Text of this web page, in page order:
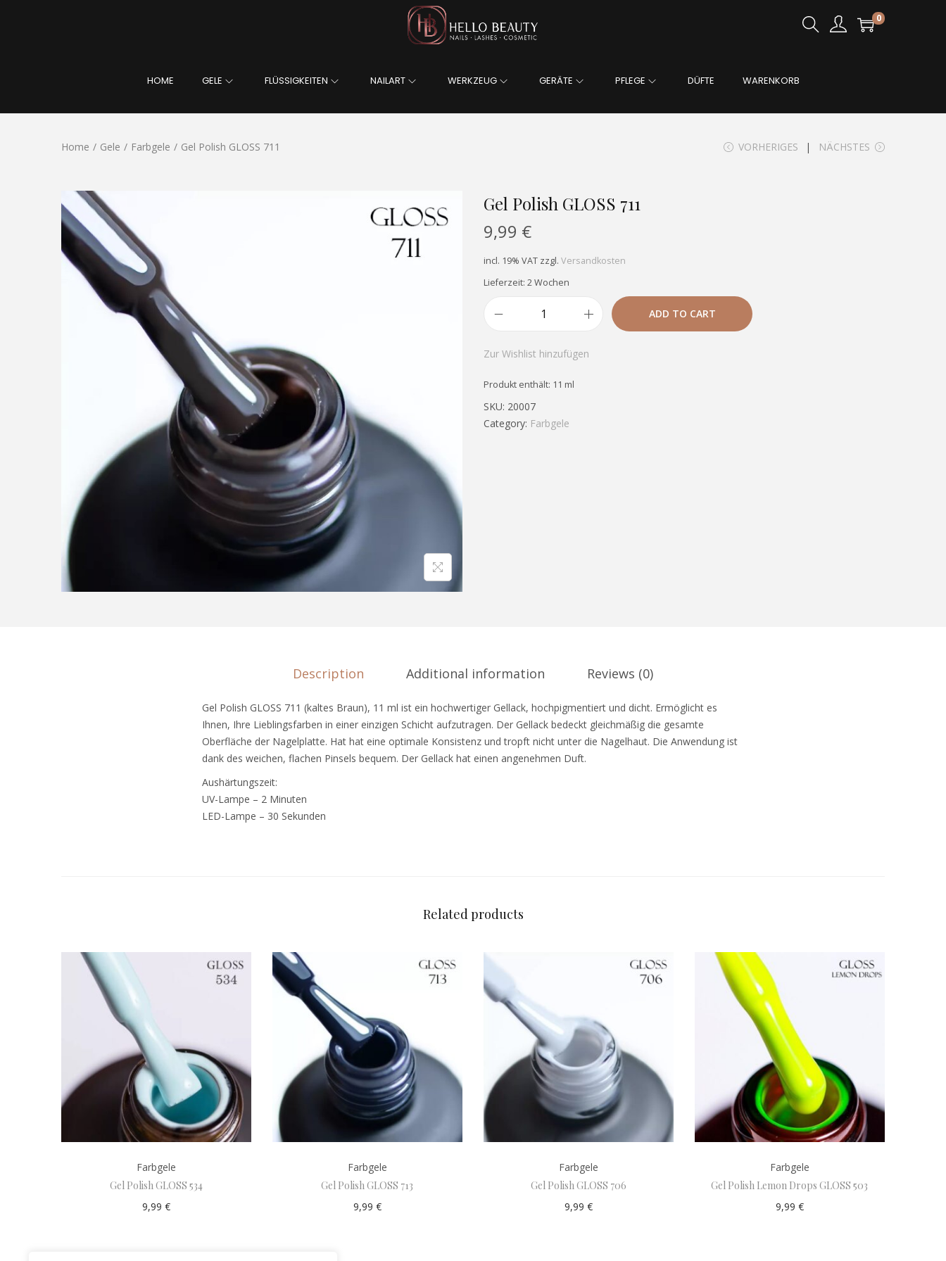
0
HOME GELE FLÜSSIGKEITEN NAILART WERKZEUG GERÄTE PFLEGE DÜFTE WARENKORB
Home / Gele / Farbgele / Gel Polish GLOSS 711 VORHERIGES NÄCHSTES
Gel Polish GLOSS 711
9,99 €
incl. 19% VAT zzgl. Versandkosten
Lieferzeit: 2 Wochen
ADD TO CART
Zur Wishlist hinzufügen
Produkt enthält: 11 ml
SKU: 20007
Category: Farbgele
Description Additional information Reviews (0)
Gel Polish GLOSS 711 (kaltes Braun), 11 ml ist ein hochwertiger Gellack, hochpigmentiert und dicht. Ermöglicht es
Ihnen, Ihre Lieblingsfarben in einer einzigen Schicht aufzutragen. Der Gellack bedeckt gleichmäßig die gesamte
Oberfläche der Nagelplatte. Hat hat eine optimale Konsistenz und tropft nicht unter die Nagelhaut. Die Anwendung ist
dank des weichen, flachen Pinsels bequem. Der Gellack hat einen angenehmen Duft.
Aushärtungszeit:
UV-Lampe – 2 Minuten
LED-Lampe – 30 Sekunden
Related products
Farbgele
Gel Polish GLOSS 534
9,99 €
Farbgele
Gel Polish GLOSS 713
9,99 €
Farbgele
Gel Polish GLOSS 706
9,99 €
Farbgele
Gel Polish Lemon Drops GLOSS 503
9,99 €